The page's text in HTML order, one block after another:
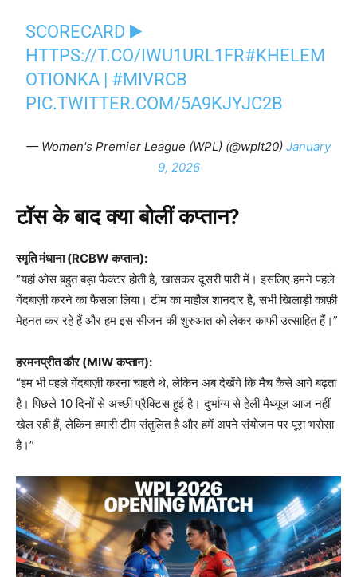
SCORECARD ▶️
HTTPS://T.CO/IWU1URL1FR#KHELEM
OTIONKA | #MIVRCB
PIC.TWITTER.COM/5A9KJYJC2B
— Women's Premier League (WPL) (@wplt20) January
9, 2026
टॉस के बाद क्या बोलीं कप्तान?
स्मृति मंधाना (RCBWकप्तान):
“यहां ओस बहुत बड़ा फैक्टर होती है, खासकर दूसरी पारी में। इसलिए हमने पहले
गेंदबाज़ी करने का फैसला लिया। टीम का माहौल शानदार है, सभी खिलाड़ी काफ़ी
मेहनत कर रहे हैं और हम इस सीजन की शुरुआत को लेकर काफी उत्साहित हैं।”
हरमनप्रीत कौर (MIWकप्तान):
“हम भी पहले गेंदबाज़ी करना चाहते थे, लेकिन अब देखेंगे कि मैच कैसे आगे बढ़ता
है। पिछले 10 दिनों से अच्छी प्रैक्टिस हुई है। दुर्भाग्य से हेली मैथ्यूज़ आज नहीं
खेल रही हैं, लेकिन हमारी टीम संतुलित है और हमें अपने संयोजन पर पूरा भरोसा
है।”